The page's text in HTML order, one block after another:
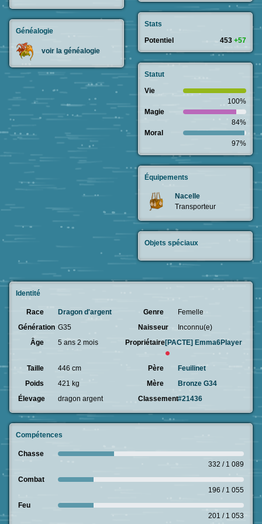
Généalogie
voir la généalogie
Identité
Race Dragon d'argent Genre
Femelle
Génération G35 Naisseur
Inconnu(e)
Âge
5 ans 2 mois Propriétaire[PACTE] Emma6Player
Taille 446 cm Père
Feuilinet
Poids
421 kg Mère
Bronze G34
Élevage
dragon argent Classement#21436
Compétences
Chasse
332 / 1 089
Combat
196 / 1 055
Feu
201 / 1 053
Stats
Potentiel
453 +57
Statut
Vie
100%
Magie
84%
Moral
97%
Équipements
Nacelle
Transporteur
Objets spéciaux